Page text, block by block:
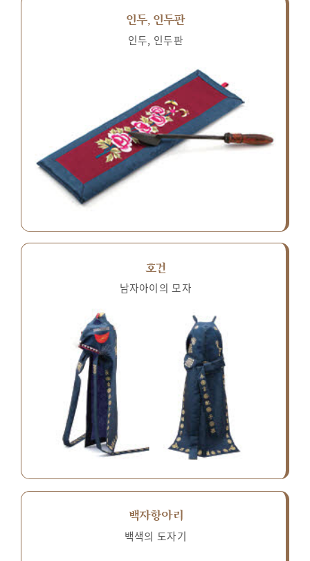
인두, 인두판
인두, 인두판
호건
남자아이의 모자
백자항아리
백색의 도자기